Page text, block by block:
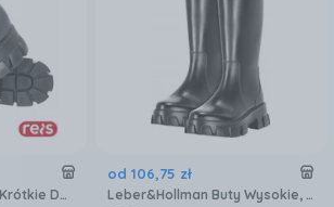
R.E.I.S. Bhosy - Buty Krótkie Damskie Pcv
od 106,75 zł
Leber&Hollman Buty Wysokie, Kalosze Damskie Lh Belan B